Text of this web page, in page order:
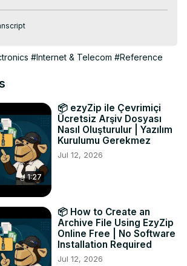
の抽出を開始し、一度完了7zファイルの
の緑色の[保存]ボタンをクリックして、ロ
twitter.com/ezyZip
#Internet & Telecom #Reference
1:27
📦 ezyZip ile Çevrimiçi
Ücretsiz Arşiv Dosyası
Nasıl Oluşturulur | Yazılım
Kurulumu Gerekmez
Jul 12, 2026
📦 How to Create an
Archive File Using EzyZip
Online Free | No Software
Installation Required
Jul 12, 2026